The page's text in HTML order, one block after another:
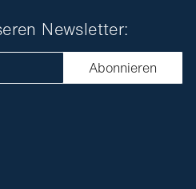
Newsletter:
Abonnieren